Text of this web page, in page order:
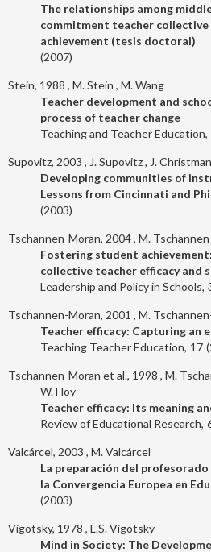
The relationships among
commitment teacher
achievement (tesis doctoral)
2007
Stein, 1988 M. Stein M. Wang
Teacher development and
process of teacher change
Teaching and Teacher Education
Supovitz, 2003 J. Supovitz
J. Christman
Developing communities of
Lessons from Cincinnati and
2003
Tschannen-Moran, 2004 M.
Fostering student
collective teacher efficacy and
Leadership and Policy in Schools
Tschannen-Moran, 2001 M.
Teacher efficacy: Capturing an
Teaching Teacher Education 17
Tschannen-Moran et al., 1998 M.
W. Hoy
Teacher efficacy: Its meaning
Review of Educational Research
Valcárcel, 2003 M. Valcárcel
La preparación del
la Convergencia Europea en
2003
Vigotsky, 1978 L.S. Vigotsky
Mind in Society: The